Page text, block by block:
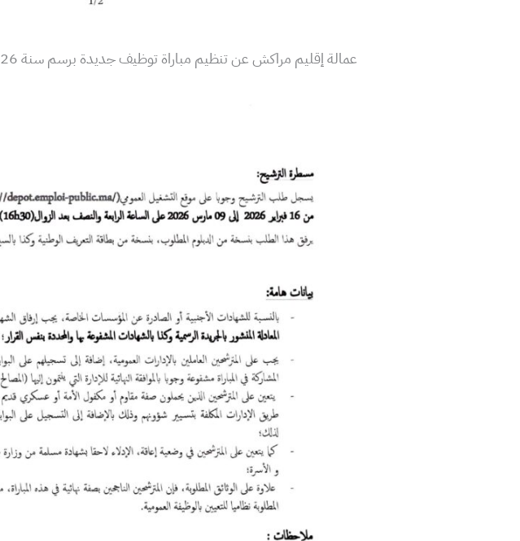
عمالة إقليم مراكش عن تنظيم مباراة توظيف جديدة برسم سنة 2026